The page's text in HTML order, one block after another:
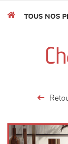
meubles de
TOUS NOS